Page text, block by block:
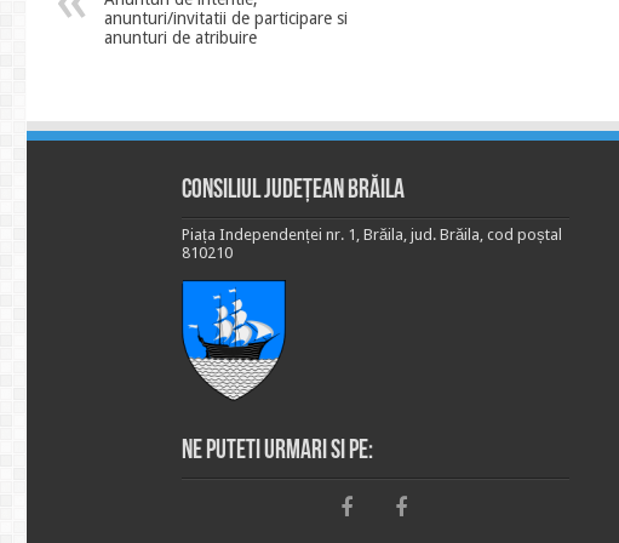
anunturi/invitatii de participare si
anunturi de atribuire
Consiliul Județean Brăila
Piața Independenței nr. 1, Brăila, jud. Brăila, cod poștal
810210
Ne puteti urmari si pe: